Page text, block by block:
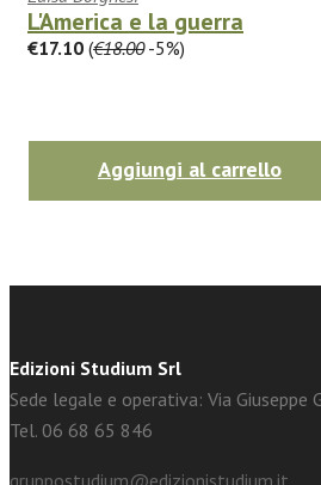
L'America e la guerra
€17.10 (€18.00-5%)
Aggiungi al carrello
facebook Twitter
Edizioni Studium Srl
Sede legale e operativa: Via
Tel. 06 68 65 846
gruppostudium@edizionistudium.it